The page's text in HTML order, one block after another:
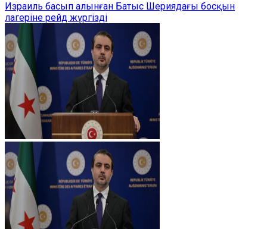
Израиль басып алынған Батыс Шериядағы босқын
лагеріне рейд жүргізді